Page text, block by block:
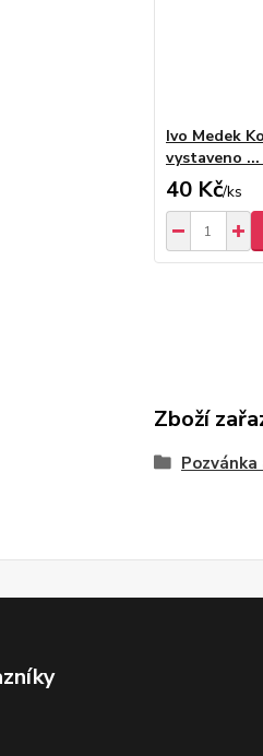
Ivo Medek
vystaveno
40 Kč/ks
Zboží